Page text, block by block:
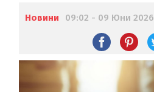
Новини 09:02 - 09 Юни 2026